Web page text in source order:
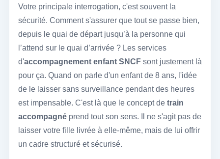
Votre principale interrogation, c'est souvent la
sécurité. Comment s'assurer que tout se passe bien,
depuis le quai de départ jusqu’à la personne qui
l’attend sur le quai d’arrivée ? Les services
d'accompagnement enfant SNCFsont justement là
pour ça. Quand on parle d'un enfant de 8 ans, l'idée
de le laisser sans surveillance pendant des heures
est impensable. C'est là que le concept de train
accompagnéprend tout son sens. Il ne s'agit pas de
laisser votre fille livrée à elle-même, mais de lui offrir
un cadre structuré et sécurisé.